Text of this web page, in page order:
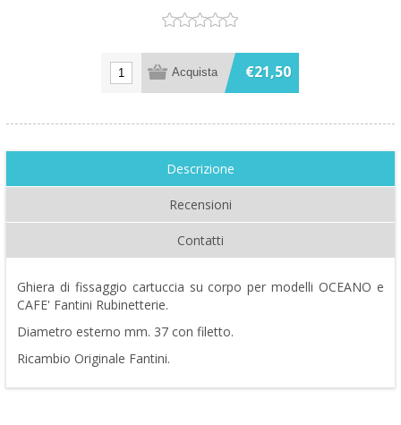
€21,50
Descrizione
Recensioni
Contatti
Ghiera di fissaggio cartuccia su corpo per modelli OCEANO e
CAFE' Fantini Rubinetterie.
Diametro esterno mm. 37 con filetto.
Ricambio Originale Fantini.